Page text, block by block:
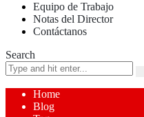
Equipo de Trabajo
Notas del Director
Contáctanos
Search
Home
Blog